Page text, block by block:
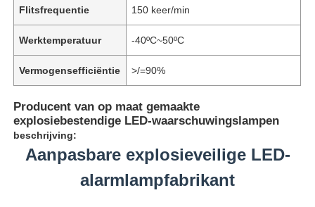
Flitsfrequentie 150 keer/min
Werktemperatuur -40ºC~50ºC
Vermogensefficiëntie >/=90%
Producent van op maat gemaakte
explosiebestendige LED-waarschuwingslampen
beschrijving:
Aanpasbare explosieveilige LED-
alarmlampfabrikant